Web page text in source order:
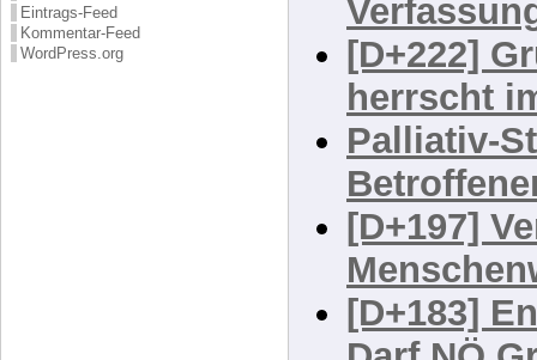
Eintrags-Feed
Kommentar-Feed
WordPress.org
Paktieren
[D+222]
herrscht
Palliativ-
[D+197]